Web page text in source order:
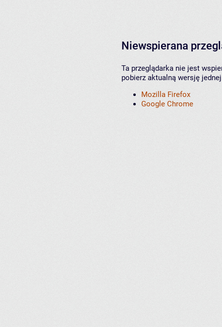
Niewspierana
Ta przeglądarka nie jest
pobierz aktualną wersję
Mozilla Firefox
Google Chrome